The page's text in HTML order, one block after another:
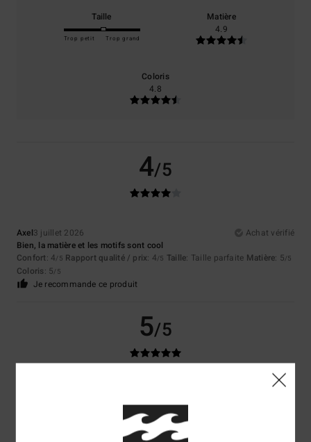
Taille
Trop petit Trop grand
Matière
4.9
Coloris
4.8
4/5
Axel3 juillet 2026
Achat vérifié
Bien, la matière et les motifs sont cool
Confort: 4/5 Rapport qualité / prix: 4/5 Taille: Taille parfaite Matière: 5/5
Coloris: 5/5
Je recommande ce produit
5/5
Original et semble costaud, comme le reste de mes achats…à voir dans
Rapport qualité / prix: 3 /5 Taille